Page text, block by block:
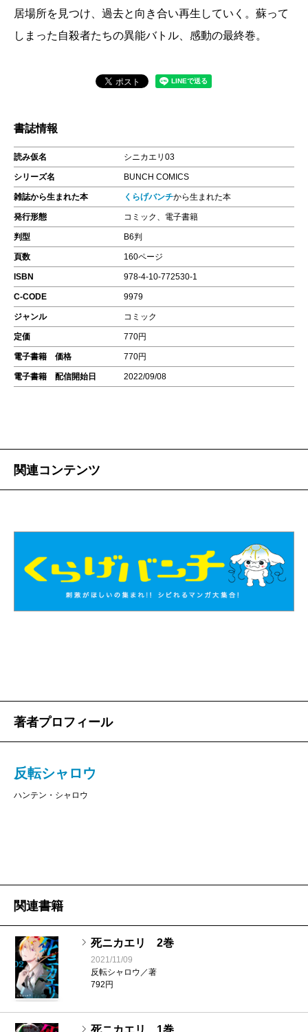
居場所を見つけ、過去と向き合い再生していく。蘇って
しまった自殺者たちの異能バトル、感動の最終巻。
書誌情報
読み仮名 シニカエリ03
シリーズ名 BUNCH COMICS
雑誌から生まれた本 くらげバンチから生まれた本
発行形態 コミック、電子書籍
判型 B6判
頁数 160ページ
ISBN 978-4-10-772530-1
C-CODE 9979
ジャンル コミック
定価 770円
電子書籍 価格 770円
電子書籍 配信開始日 2022/09/08
関連コンテンツ
著者プロフィール
反転シャロウ
ハンテン・シャロウ
関連書籍
死ニカエリ 2巻
2021/11/09
反転シャロウ／著
792円